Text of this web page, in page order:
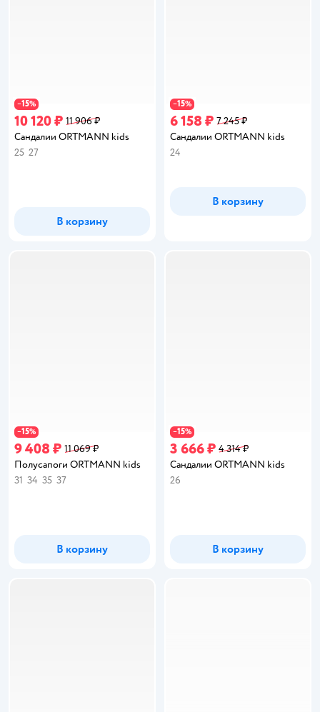
−15%
10 120 ₽ 11 906 ₽
Сандалии ORTMANN kids
25 27
В корзину
−15%
6 158 ₽ 7 245 ₽
Сандалии ORTMANN kids
24
В корзину
−15%
9 408 ₽ 11 069 ₽
Полусапоги ORTMANN kids
31 34 35 37
В корзину
−15%
3 666 ₽ 4 314 ₽
Сандалии ORTMANN kids
26
В корзину